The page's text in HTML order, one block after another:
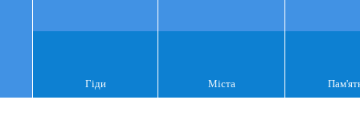
Гіди Міста